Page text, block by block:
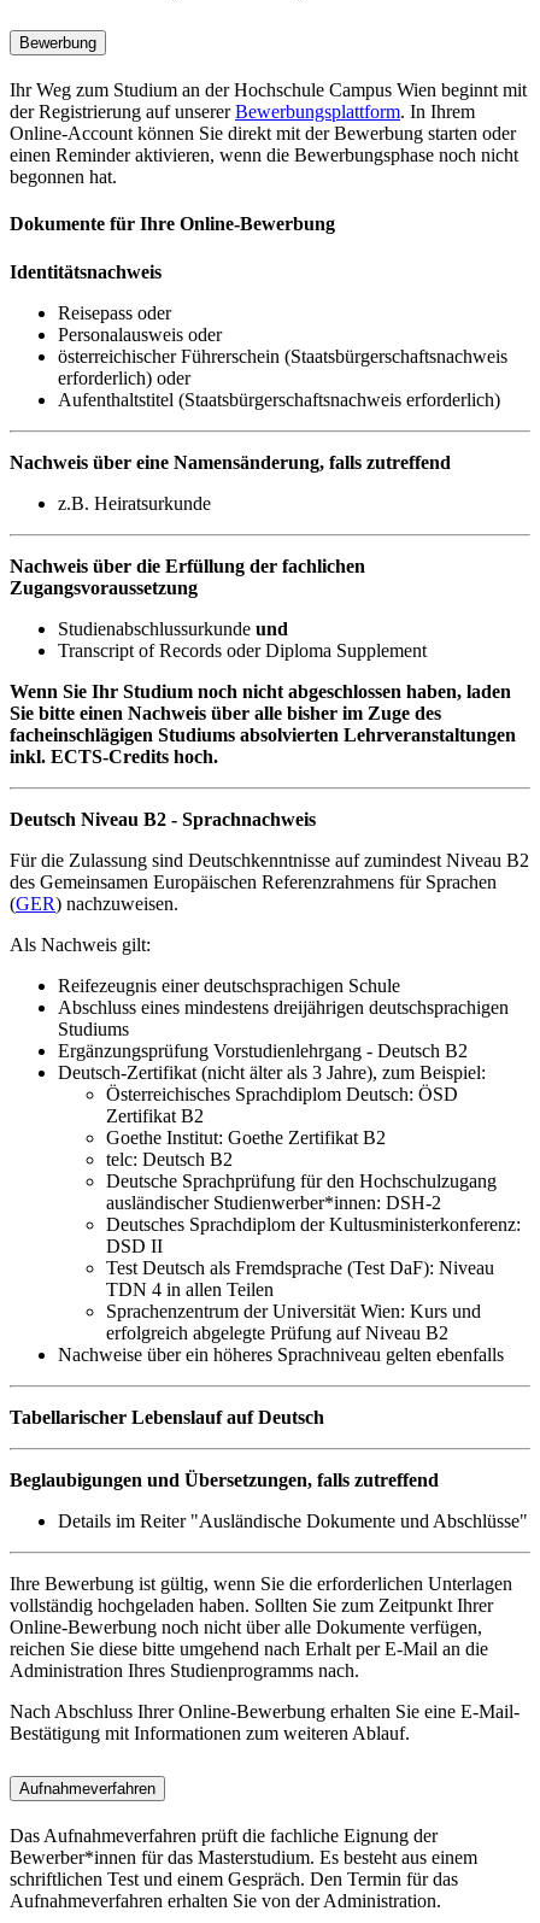
Bewerbung
Ihr Weg zum Studium an der Hochschule Campus Wien beginnt mit
der Registrierung auf unsererBewerbungsplattform. In Ihrem
Online-Account können Sie direkt mit der Bewerbung starten oder
einen Reminder aktivieren, wenn die Bewerbungsphase noch nicht
begonnen hat.
Dokumente für Ihre Online-Bewerbung
Identitätsnachweis
Reisepass oder
Personalausweis oder
österreichischer Führerschein (Staatsbürgerschaftsnachweis
erforderlich) oder
Aufenthaltstitel (Staatsbürgerschaftsnachweis erforderlich)
Nachweis über eine Namensänderung, falls zutreffend
z.B. Heiratsurkunde
Nachweis über die Erfüllung der fachlichen
Zugangsvoraussetzung
Studienabschlussurkunde und
Transcript of Records oder Diploma Supplement
Wenn Sie Ihr Studium noch nicht abgeschlossen haben, laden
Sie bitte einen Nachweis über alle bisher im Zuge des
facheinschlägigen Studiums absolvierten Lehrveranstaltungen
inkl. ECTS-Credits hoch.
Deutsch Niveau B2 - Sprachnachweis
Für die Zulassung sind Deutschkenntnisse auf zumindest Niveau B2
des Gemeinsamen Europäischen Referenzrahmens für Sprachen
(GER) nachzuweisen.
Als Nachweis gilt:
Reifezeugnis einer deutschsprachigen Schule
Abschluss eines mindestens dreijährigen deutschsprachigen
Studiums
Ergänzungsprüfung Vorstudienlehrgang - Deutsch B2
Deutsch-Zertifikat (nicht älter als 3 Jahre), zum Beispiel:
Österreichisches Sprachdiplom Deutsch: ÖSD
Zertifikat B2
Goethe Institut: Goethe Zertifikat B2
telc: Deutsch B2
Deutsche Sprachprüfung für den Hochschulzugang
ausländischer Studienwerber*innen: DSH-2
Deutsches Sprachdiplom der Kultusministerkonferenz:
DSD II
Test Deutsch als Fremdsprache (Test DaF): Niveau
TDN 4 in allen Teilen
Sprachenzentrum der Universität Wien: Kurs und
erfolgreich abgelegte Prüfung auf Niveau B2
Nachweise über ein höheres Sprachniveau gelten ebenfalls
Tabellarischer Lebenslauf auf Deutsch
Beglaubigungen und Übersetzungen, falls zutreffend
Details im Reiter "Ausländische Dokumente und Abschlüsse"
Ihre Bewerbung ist gültig, wenn Sie die erforderlichen Unterlagen
vollständig hochgeladen haben. Sollten Sie zum Zeitpunkt Ihrer
Online-Bewerbung noch nicht über alle Dokumente verfügen,
reichen Sie diese bitte umgehend nach Erhalt per E-Mail an die
Administration Ihres Studienprogramms nach.
Nach Abschluss Ihrer Online-Bewerbung erhalten Sie eine E-Mail-
Bestätigung mit Informationen zum weiteren Ablauf.
Aufnahmeverfahren
Das Aufnahmeverfahren prüft die fachliche Eignung der
Bewerber*innen für das Masterstudium. Es besteht aus einem
schriftlichen Test und einem Gespräch. Den Termin für das
Aufnahmeverfahren erhalten Sie von der Administration.